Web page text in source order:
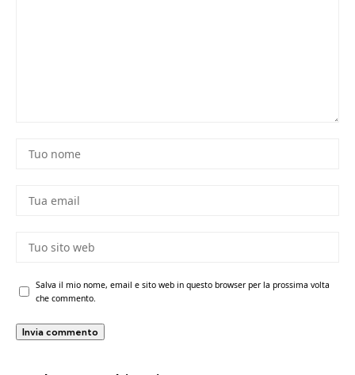
Salva il mio nome, email e sito web in questo browser per la prossima volta
che commento.